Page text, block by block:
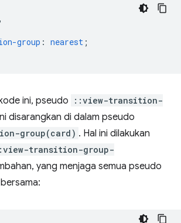
,
group : nearest ;
ini, pseudo
::view-transition-
disarangkan di dalam pseudo
group(card) . Hal ini dilakukan
transition-group-
yang menjaga semua pseudo